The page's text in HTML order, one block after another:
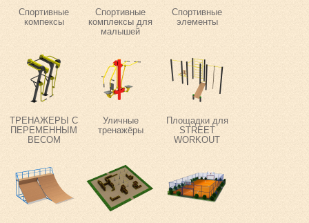
Спортивные
компексы
Спортивные
комплексы для
малышей
Спортивные
элементы
ТРЕНАЖЕРЫ С
ПЕРЕМЕННЫМ
ВЕСОМ
Уличные
тренажёры
Площадки для
STREET
WORKOUT